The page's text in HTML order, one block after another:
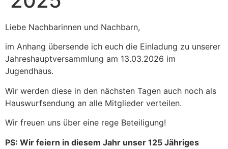
Liebe Nachbarinnen und Nachbarn,
im Anhang übersende ich euch die Einladung zu unserer
Jahreshauptversammlung am 13.03.2026 im
Jugendhaus.
Wir werden diese in den nächsten Tagen auch noch als
Hauswurfsendung an alle Mitglieder verteilen.
Wir freuen uns über eine rege Beteiligung!
PS: Wir feiern in diesem Jahr unser 125 Jähriges